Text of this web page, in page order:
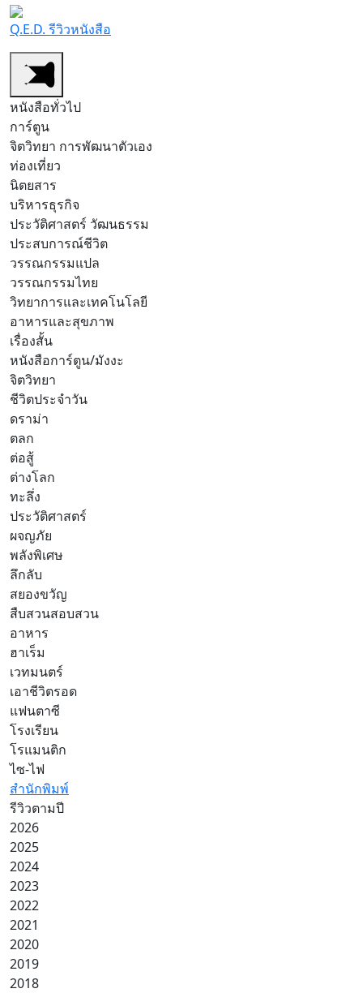
Q.E.D. รีวิวหนังสือ
หนังสือทั่วไป
การ์ตูน
จิตวิทยา การพัฒนาตัวเอง
ท่องเที่ยว
นิตยสาร
บริหารธุรกิจ
ประวัติศาสตร์ วัฒนธรรม
ประสบการณ์ชีวิต
วรรณกรรมแปล
วรรณกรรมไทย
วิทยาการและเทคโนโลยี
อาหารและสุขภาพ
เรื่องสั้น
หนังสือการ์ตูน/มังงะ
จิตวิทยา
ชีวิตประจำวัน
ดราม่า
ตลก
ต่อสู้
ต่างโลก
ทะลึ่ง
ประวัติศาสตร์
ผจญภัย
พลังพิเศษ
ลึกลับ
สยองขวัญ
สืบสวนสอบสวน
อาหาร
ฮาเร็ม
เวทมนตร์
เอาชีวิตรอด
แฟนตาซี
โรงเรียน
โรแมนติก
ไซ-ไฟ
สำนักพิมพ์
รีวิวตามปี
2026
2025
2024
2023
2022
2021
2020
2019
2018